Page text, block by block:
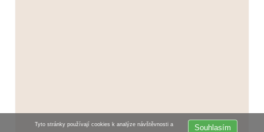
Souhlasím
Tyto stránky používají cookies k analýze návštěvnosti a